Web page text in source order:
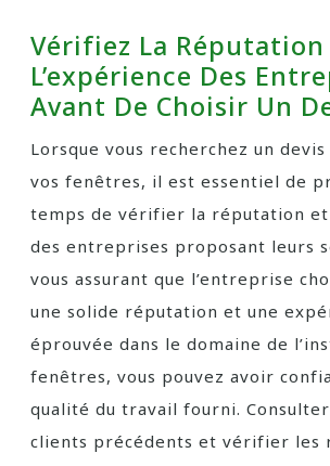
Vérifiez La Réputation
L’expérience Des
Avant De Choisir Un
Lorsque vous recherchez un
vos fenêtres, il est essentiel de
temps de vérifier la réputation et
des entreprises proposant leurs
vous assurant que l’entreprise
une solide réputation et une
éprouvée dans le domaine de
fenêtres, vous pouvez avoir
qualité du travail fourni.
clients précédents et vérifier les